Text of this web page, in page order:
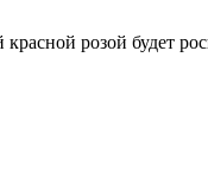
розой будет